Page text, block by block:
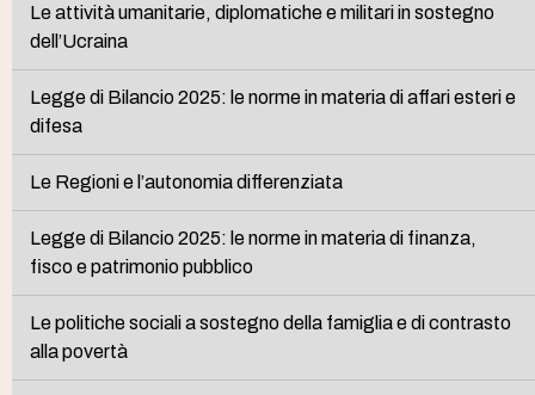
Le attività umanitarie, diplomatiche e militari in sostegno
dell’Ucraina
Legge di Bilancio 2025: le norme in materia di affari esteri e
difesa
Le Regioni e l’autonomia differenziata
Legge di Bilancio 2025: le norme in materia di finanza,
fisco e patrimonio pubblico
Le politiche sociali a sostegno della famiglia e di contrasto
alla povertà